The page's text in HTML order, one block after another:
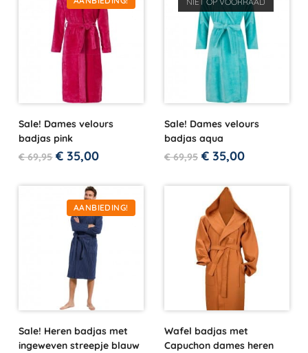
Sale! Dames velours
badjas pink
€69,95 € 35,00
Sale! Dames velours
badjas aqua
€69,95 € 35,00
AANBIEDING!
Sale! Heren badjas met
ingeweven streepje blauw
Wafel badjas met
Capuchon dames heren